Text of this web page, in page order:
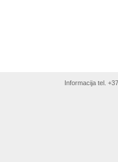
Informacija tel.